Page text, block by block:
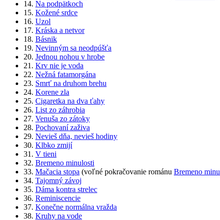
14. Na podpätkoch
15. Kožené srdce
16. Uzol
17. Kráska a netvor
18. Básnik
19. Nevinným sa neodpúšťa
20. Jednou nohou v hrobe
21. Krv nie je voda
22. Nežná fatamorgána
23. Smrť na druhom brehu
24. Korene zla
25. Cigaretka na dva ťahy
26. List zo záhrobia
27. Venuša zo zátoky
28. Pochovaní zaživa
29. Nevieš dňa, nevieš hodiny
30. Klbko zmijí
31. V tieni
32. Bremeno minulosti
33. Mačacia stopa (voľné pokračovanie románu Bremeno
34. Tajomný závoj
35. Dáma kontra strelec
36. Reminiscencie
37. Konečne normálna vražda
38. Kruhy na vode